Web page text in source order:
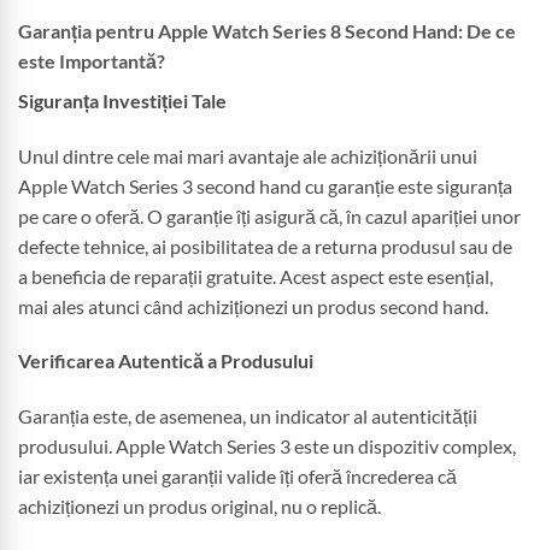
Garanția pentru Apple Watch Series 8 Second Hand: De ce
este Importantă?
Siguranța Investiției Tale
Unul dintre cele mai mari avantaje ale achiziționării unui
Apple Watch Series 3 second hand cu garanție este siguranța
pe care o oferă. O garanție îți asigură că, în cazul apariției unor
defecte tehnice, ai posibilitatea de a returna produsul sau de
a beneficia de reparații gratuite. Acest aspect este esențial,
mai ales atunci când achiziționezi un produs second hand.
Verificarea Autentică a Produsului
Garanția este, de asemenea, un indicator al autenticității
produsului. Apple Watch Series 3 este un dispozitiv complex,
iar existența unei garanții valide îți oferă încrederea că
achiziționezi un produs original, nu o replică.